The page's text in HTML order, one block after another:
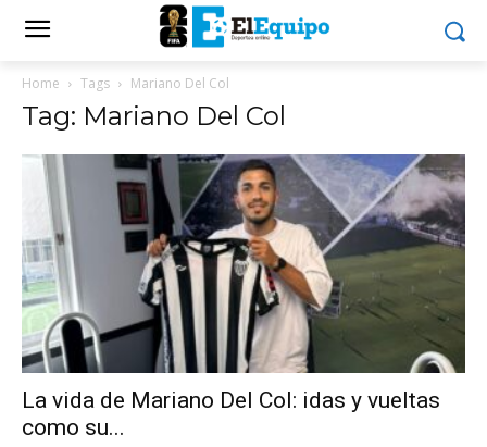
Home Tags Mariano Del Col
Tag: Mariano Del Col
La vida de Mariano Del Col: idas y vueltas
como su...